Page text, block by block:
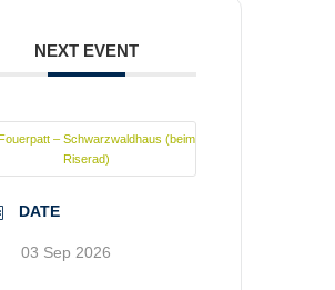
NEXT EVENT
– Schwarzwaldhaus (beim
Riserad)
DATE
03 Sep 2026